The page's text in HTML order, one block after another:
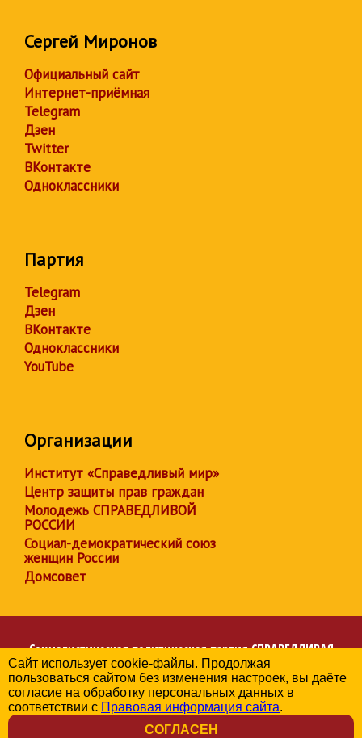
Сергей Миронов
Официальный сайт
Интернет-приёмная
Telegram
Дзен
Twitter
ВКонтакте
Одноклассники
Партия
Telegram
Дзен
ВКонтакте
Одноклассники
YouTube
Организации
Институт «Справедливый мир»
Центр защиты прав граждан
Молодежь СПРАВЕДЛИВОЙ
РОССИИ
Социал-демократический союз
женщин России
Домсовет
Социалистическая политическая партияСПРАВЕДЛИВАЯ
РОССИЯ
Региональное отделение партии в Калужской области
© 2006-2026
Политика в отношении обработки персональных данных
Сайт использует cookie-файлы. Продолжая
пользоваться сайтом без изменения настроек, вы даёте
согласие на обработку персональных данных в
соответствии с Правовая информация сайта.
СОГЛАСЕН